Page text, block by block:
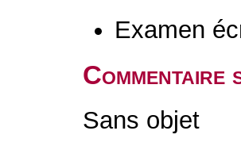
Examen
Sans objet